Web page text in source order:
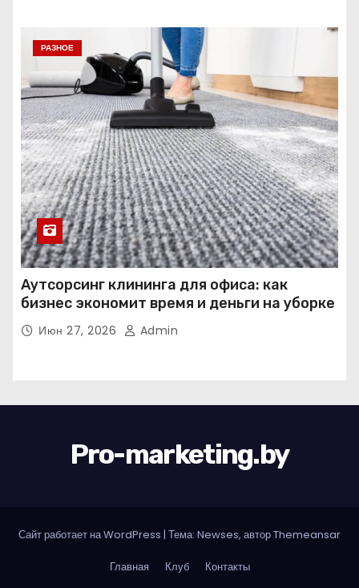
РАЗНОЕ
Аутсорсинг клининга для офиса: как
бизнес экономит время и деньги на уборке
Июн 27, 2026 Admin
Pro-marketing.by
Сайт работает на WordPress | Тема: Newses, авторThemeansar
Главная Клуб Контакты